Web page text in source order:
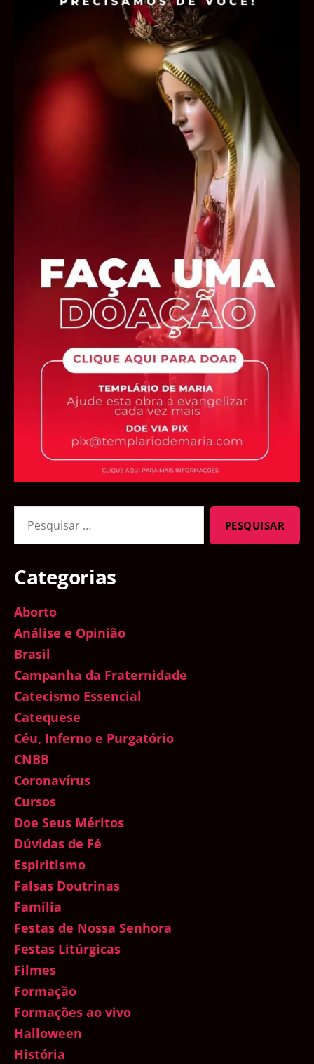
por:
Categorias
Aborto
Análise e Opinião
Brasil
Campanha da Fraternidade
Catecismo Essencial
Catequese
Céu, Inferno e Purgatório
CNBB
Coronavírus
Cursos
Doe Seus Méritos
Dúvidas de Fé
Espiritismo
Falsas Doutrinas
Família
Festas de Nossa Senhora
Festas Litúrgicas
Filmes
Formação
Formações ao vivo
Halloween
História